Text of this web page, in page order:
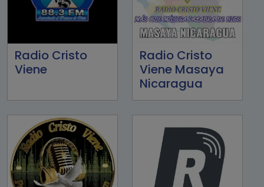
Radio Cristo
Viene
Radio Cristo
Viene Masaya
Nicaragua